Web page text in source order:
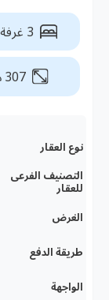
3 غرفة نوم
307 م
نوع العقار
التصنيف الفرعى
للعقار
الغرض
طريقة الدفع
الواجهة